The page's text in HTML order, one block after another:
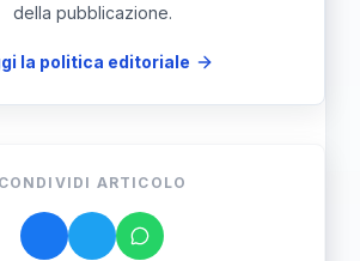
della pubblicazione.
la politica editoriale
CONDIVIDI ARTICOLO